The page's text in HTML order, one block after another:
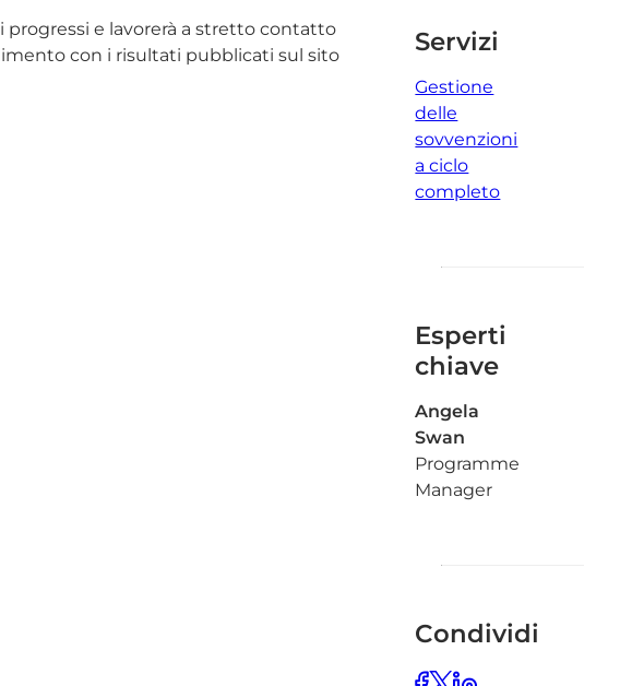
e lavorerà a stretto contatto
con i risultati pubblicati sul sito
Servizi
Gestione
delle
sovvenzioni
a ciclo
completo
Esperti
chiave
Angela
Swan
Programme
Manager
Condividi